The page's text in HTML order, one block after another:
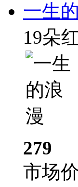
一生
19朵
279
市场价